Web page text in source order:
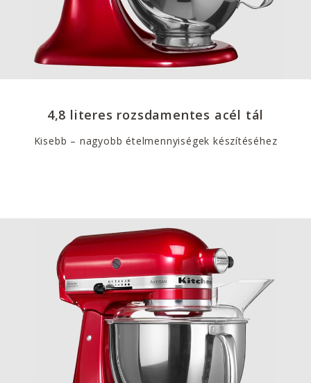
4,8 literes rozsdamentes acél tál
Kisebb – nagyobb ételmennyiségek készítéséhez